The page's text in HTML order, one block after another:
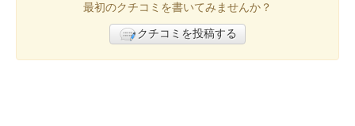
最初のクチコミを書いてみませんか？
クチコミを投稿する